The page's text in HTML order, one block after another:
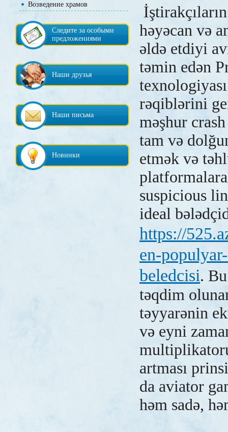
Возведение храмов
Следите за особыми
предложениями
Наши друзья
Наши письма
Новинки
həyəcan və
əldə etdiyi
təmin edən
rəqiblərini
məşhur
tam və
etmək və
suspicious
ideal
https://
en-
beledcisi.
təqdim
təyyarənin
və eyni
artması
da aviator
həm sadə,